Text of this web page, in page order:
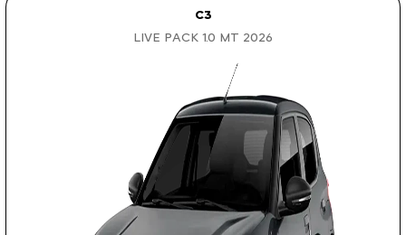
C3
LIVE PACK 1.0 MT 2026